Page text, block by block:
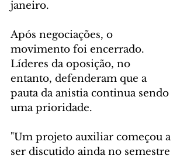
janeiro.
Após negociações, o
movimento foi encerrado.
Líderes da oposição, no
entanto, defenderam que a
pauta da anistia continua sendo
uma prioridade.
"Um projeto auxiliar começou a
ser discutido ainda no semestre